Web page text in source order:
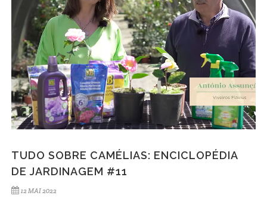
TUDO SOBRE CAMÉLIAS: ENCICLOPÉDIA
DE JARDINAGEM #11
12 MAI 2022